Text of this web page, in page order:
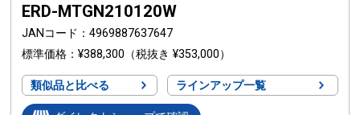
ERD-MTGN210120W
JANコード
4969887637647
標準価格
¥388,300 （税抜き ¥353,000）
類似品と比べる ラインアップ一覧